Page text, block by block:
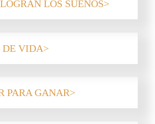
LOS SUEÑOS
DE VIDA
PARA GANAR